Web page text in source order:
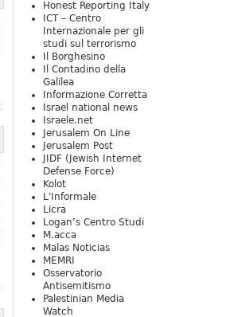
Honest Reporting Italy
ICT – Centro
Internazionale per gli
studi sul terrorismo
Il Borghesino
Il Contadino della
Galilea
Informazione Corretta
Israel national news
Israele.net
Jerusalem On Line
Jerusalem Post
JIDF (Jewish Internet
Defense Force)
Kolot
L'Informale
Licra
Logan’s Centro Studi
M.acca
Malas Noticias
MEMRI
Osservatorio
Antisemitismo
Palestinian Media
Watch